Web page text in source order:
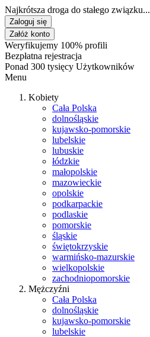
Najkrótsza droga do stałego związku...
Zaloguj się
Załóż konto
Weryfikujemy 100% profili
Bezpłatna rejestracja
Ponad 300 tysięcy Użytkowników
Menu
Kobiety
Cała Polska
dolnośląskie
kujawsko-pomorskie
lubelskie
lubuskie
łódzkie
małopolskie
mazowieckie
opolskie
podkarpackie
podlaskie
pomorskie
śląskie
świętokrzyskie
warmińsko-mazurskie
wielkopolskie
zachodniopomorskie
Mężczyźni
Cała Polska
dolnośląskie
kujawsko-pomorskie
lubelskie